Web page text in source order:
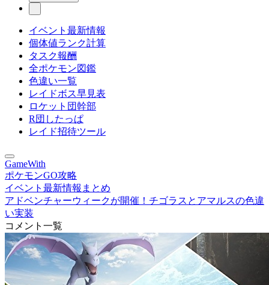
イベント最新情報
個体値ランク計算
タスク報酬
全ポケモン図鑑
色違い一覧
レイドボス早見表
ロケット団幹部
R団したっぱ
レイド招待ツール
GameWith
ポケモンGO攻略
イベント最新情報まとめ
アドベンチャーウィークが開催！チゴラスとアマルスの色違
い実装
コメント一覧